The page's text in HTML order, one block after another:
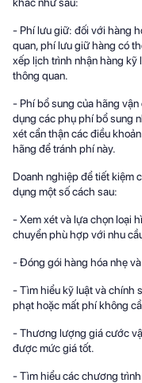
- Phí lưu giữ: đối với hàng
quan, phí lưu giữ hàng có
xếp lịch trình nhận hàng kỹ
thông quan.
- Phí bổ sung của hãng
dụng các phụ phí bổ sung
xét cẩn thận các điều
hãng để tránh phí này.
Doanh nghiệp để tiết kiệm
dụng một số cách sau:
- Xem xét và lựa chọn loại
chuyển phù hợp với nhu
- Đóng gói hàng hóa nhẹ
- Tìm hiểu kỹ luật và chính
phạt hoặc mất phí không
- Thương lượng giá cước
được mức giá tốt.
- Tìm hiểu các chương